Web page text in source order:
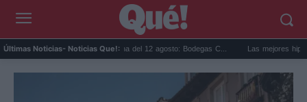
Últimas Noticias- Noticias Que!:
Eclipse solar en Cariñena del 12 agosto: Bodegas C... Las mejores hipotecas